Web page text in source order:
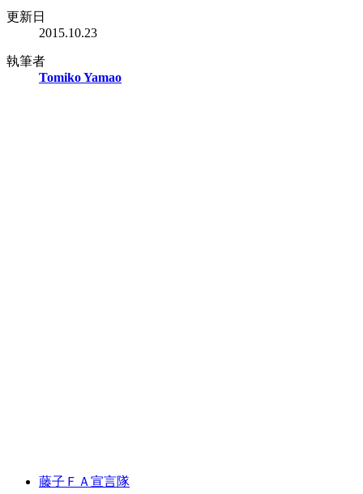
更新日
2015.10.23
執筆者
Tomiko Yamao
藤子ＦＡ宣言隊